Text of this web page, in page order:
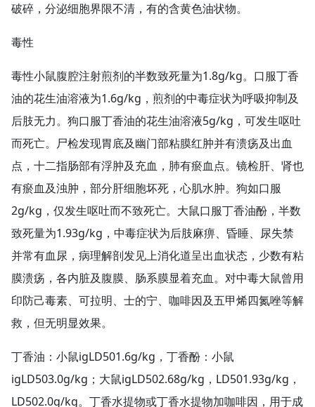
破碎，分泌细胞界限不清，有的含黄色油状物。
毒性
毒性小鼠腹腔注射煎剂的半数致死量为1.8g/kg。口服丁香
油的花生油溶液为1.6g/kg，煎剂的中毒症状为呼吸抑制及
后肢无力。狗口服丁香油的花生油溶液5g/kg，可发生呕吐
而死亡。尸检发现胃底及幽门部粘膜红肿并有溃疡及出血
点，十二指肠部有浮肿及充血，肺有瘀血点。镜检肝、肾也
有瘀血及浊肿，部分肝细胞坏死，心肌水肿。狗如口服
2g/kg，仅发生呕吐而不致死亡。大鼠口服丁香油酚，半数
致死量为1.93g/kg，中毒症状为后肢麻痹、昏睡、尿失禁
并常有血尿，病理解剖发见上消化道呈出血状态，少数有粘
膜溃疡，各内脏及腹膜、肠系膜显着充血。对中毒大鼠曾用
印防己毒素、可拉明、士的宁、咖啡因及五甲烯四氮唑等解
救，但无明显效果。
丁香油：小鼠igLD501.6g/kg，丁香酚：小鼠
igLD503.0g/kg；大鼠igLD502.68g/kg，LD501.93g/kg，
LD502.0g/kg。丁香水提物或丁香水提物加咖啡因，用于成